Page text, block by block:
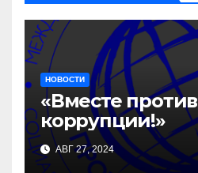
НОВОСТИ
«Вместе против
коррупции!»
АВГ 27, 2024